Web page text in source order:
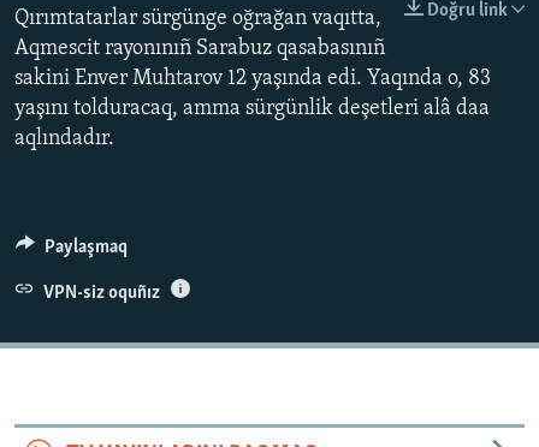
QOŞULIÑIZ!
Doğru link
Qırımtatarlar sürgünge oğrağan vaqıtta,
Aqmescit rayonınıñ Sarabuz qasabasınıñ
sakini Enver Muhtarov 12 yaşında edi. Yaqında o, 83
yaşını tolduracaq, amma sürgünlik deşetleri alâ daa
aqlındadır.
Paylaşmaq
VPN-siz oquñız